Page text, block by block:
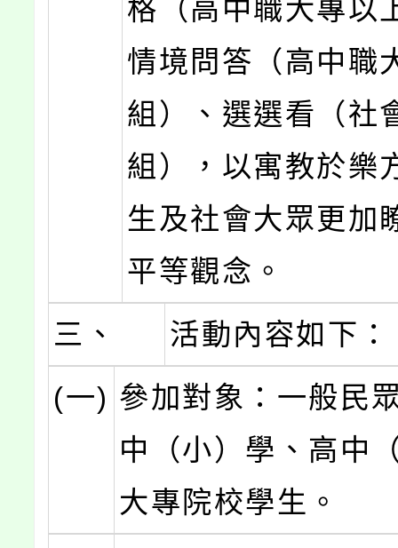
格（高中職大專以
情境問答（高中職
組）、選選看（社
組），以寓教於樂
生及社會大眾更加
平等觀念。
三、
活動內容如下：
(一) 參加對象：一般民
中（小）學、高中
大專院校學生。